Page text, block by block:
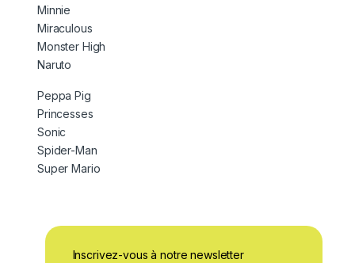
Minnie
Miraculous
Monster High
Naruto
Peppa Pig
Princesses
Sonic
Spider-Man
Super Mario
Inscrivez-vous à notre newsletter